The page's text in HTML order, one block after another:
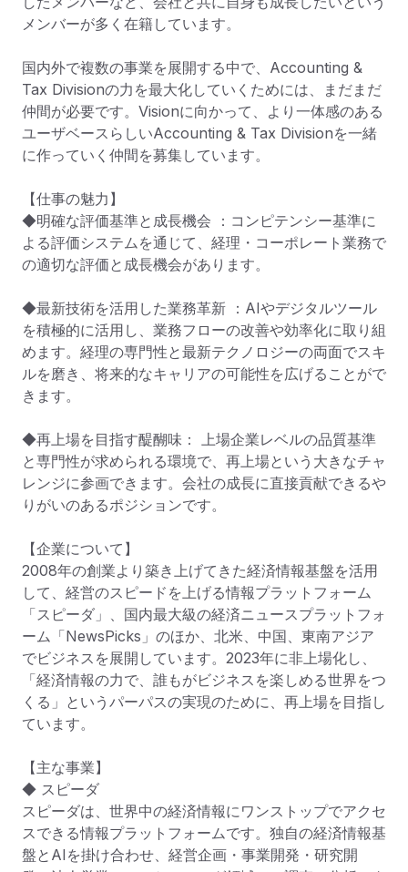
メンバーが多く在籍しています。
国内外で複数の事業を展開する中で、Accounting &
Tax Divisionの力を最大化していくためには、まだまだ
仲間が必要です。Visionに向かって、より一体感のある
ユーザベースらしいAccounting & Tax Divisionを一緒
に作っていく仲間を募集しています。
【仕事の魅力】
◆明確な評価基準と成長機会 ：コンピテンシー基準に
よる評価システムを通じて、経理・コーポレート業務で
の適切な評価と成長機会があります。
◆最新技術を活用した業務革新 ：AIやデジタルツール
を積極的に活用し、業務フローの改善や効率化に取り組
めます。経理の専門性と最新テクノロジーの両面でスキ
ルを磨き、将来的なキャリアの可能性を広げることがで
きます。
◆再上場を目指す醍醐味： 上場企業レベルの品質基準
と専門性が求められる環境で、再上場という大きなチャ
レンジに参画できます。会社の成長に直接貢献できるや
りがいのあるポジションです。
【企業について】
2008年の創業より築き上げてきた経済情報基盤を活用
して、経営のスピードを上げる情報プラットフォーム
「スピーダ」、国内最大級の経済ニュースプラットフォ
ーム「NewsPicks」のほか、北米、中国、東南アジア
でビジネスを展開しています。2023年に非上場化し、
「経済情報の力で、誰もがビジネスを楽しめる世界をつ
くる」というパーパスの実現のために、再上場を目指し
ています。
【主な事業】
◆ スピーダ
スピーダは、世界中の経済情報にワンストップでアクセ
スできる情報プラットフォームです。独自の経済情報基
盤とAIを掛け合わせ、経営企画・事業開発・研究開